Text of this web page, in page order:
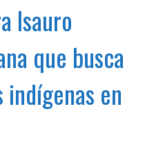
Isauro
que busca
en